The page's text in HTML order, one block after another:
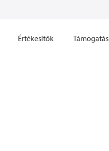
Értékesítők Támogatás